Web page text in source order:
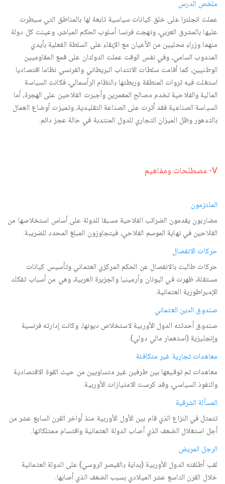
ملخص الدرس
عملت انجلترا على خلق كيانات سياسية تابعة لها بالمناطق التي سيطرت
عليها بالمشرق العربي، ونهجت فرنسا أسلوب الحكم المباشر، وعينت كل دولة
منهما وزراء محليين من الأعيان مع الإبقاء على السلطة الفعلية بأيدي
المندوب السامي، وفي نفس الوقت عملت الدولتان على قمع المقاوميين
الوطنيين، كما أقامت سلطات الانتداب البريطاني والفرنسي نظاما اقتصاديا
استغلت فيه ثروات المنطقة وربطتها بالنظام الرأسمالي، فكانت السياسة
المالية والفلاحية تخدم مصالح المعمرين وأجبرت الفلاحين على الهجرة، أما
السياسة الصناعية فقد أثرت على الصناعة التقليدية، وتميزت أوضاع العمال
بالتدهور وظل الميزان التجاري للدول المنتدبة في حالة عجز دائم.
V- مصطلحات ومفاهيم
الملتزمون
مضاربون يقدمون الضرائب الفلاحية مسبقا للدولة على أساس استخلاصها من
الفلاحين في نهاية الموسم الفلاحي، فيتجاوزون المبلغ المحدد للضريبة.
حركات الانفصال
حركات طالبت بالانفصال عن الحكم المركزي العثماني‏ وتأسيس كيانات
مستقلة، ظهرت في اليونان وأرمينيا والجزيرة العربية، وهي من أسباب تفكك
الإمبراطورية العثمانية.
صندوق الدين العثماني
صندوق أحدثته الدول الأوربية لاستخلاص ديونها، وكانت إدارته فرنسية
وإنجليزية (استعمار مالي دولي).
معاهدات تجارية غير متكافئة
معاهدات تم توقيعها بين طرفين غير متساويين من حيث القوة الاقتصادية
والنفوذ السياسي، وقد كرست الامتيازات الأوربية.
المسألة الشرقية
تتمثل في النزاع الذي قام بين الأول الأوربية منذ أواخر القرن السابع عشر من
أجل استغلال الضعف الذي أصاب الدولة العثمانية واقتسام ممتلكاتها.
الرجل المريض
لقب أطلقته الدول الأوربية (بداية بالقيصر الروسي) على الدولة العثمانية
خلال القرن التاسع عشر الميلادي بسبب الضعف الذي أصابها.